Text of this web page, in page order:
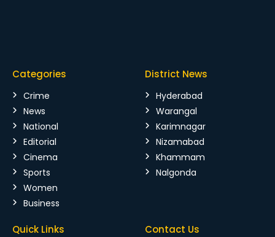
Categories
Crime
News
National
Editorial
Cinema
Sports
Women
Business
District News
Hyderabad
Warangal
Karimnagar
Nizamabad
Khammam
Nalgonda
Quick Links Contact Us